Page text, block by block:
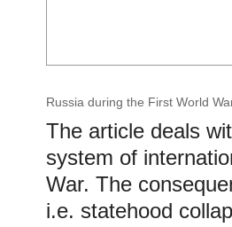
Russia during the First World
The article deals
system of
War. The
i.e. statehood